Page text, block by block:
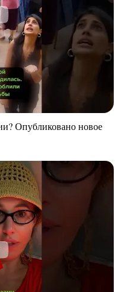
Опубликовано новое